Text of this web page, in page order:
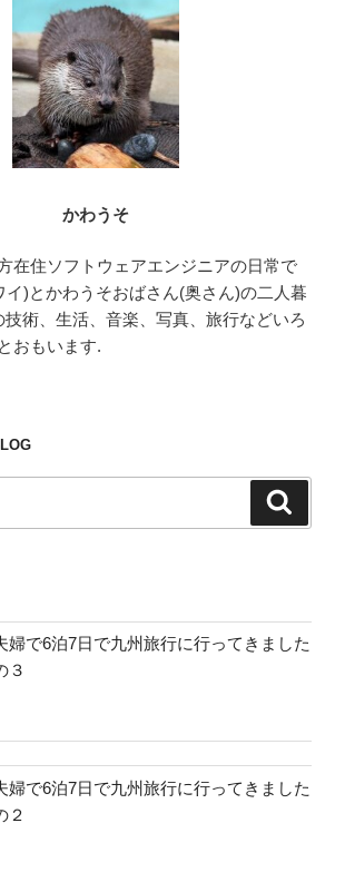
かわうそ
在住ソフトウェアエンジニアの日常で
)とかわうそおばさん(奥さん)の二人暮
技術、生活、音楽、写真、旅行などいろ
おもいます.
婦で6泊7日で九州旅行に行ってきました
３
婦で6泊7日で九州旅行に行ってきました
２